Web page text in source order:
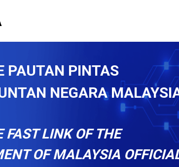
PAUTAN PINTAS
NEGARA
FAST LINK OF THE
OF MALAYSIA